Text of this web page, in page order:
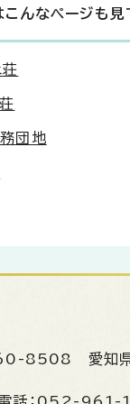
んなページも見
団地
8508 愛知